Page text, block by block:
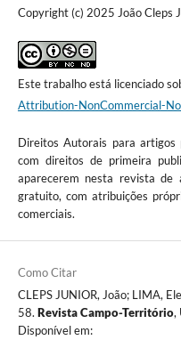
Copyright (c) 2025 João Cleps
Este trabalho está licenciado
Attribution-NonCommercial-
Direitos Autorais para artigos
com direitos de primeira
aparecerem nesta revista de
gratuito, com atribuições
comerciais.
Como Citar
CLEPS JUNIOR, João; LIMA,
58. Revista Campo-Território,
Disponível em: